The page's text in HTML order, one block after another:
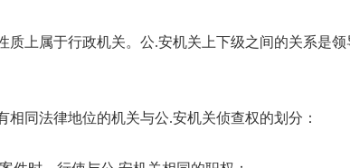
上属于行政机关。公.安机关上下级之间的关系是
同法律地位的机关与公.安机关侦查权的划分：